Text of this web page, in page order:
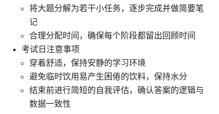
将大题分解为若干小任务，逐步完成并做简要笔
记
合理分配时间，确保每个阶段都留出回顾时间
考试日注意事项
穿着舒适，保持安静的学习环境
避免临时饮用易产生困倦的饮料，保持水分
结束前进行简短的自我评估，确认答案的逻辑与
数据一致性